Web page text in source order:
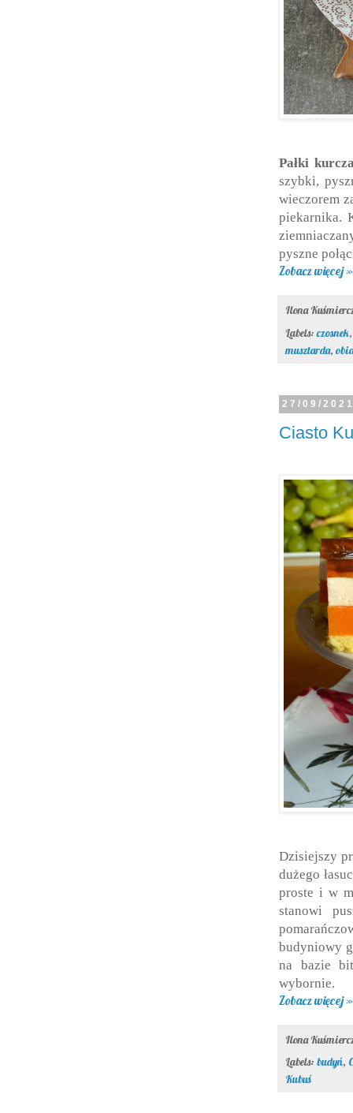
Pałki
szybki,
wieczorem
piekarnika.
pyszne
Zobacz więcej »
Ilona
Labels:czosnek
musztarda,
27/09/
Ciasto
Dzisiejszy
dużego
proste i w
stanowi
budyniowy
na bazie
wybornie.
Zobacz więcej »
Ilona
Labels: budyń,
Kubuś